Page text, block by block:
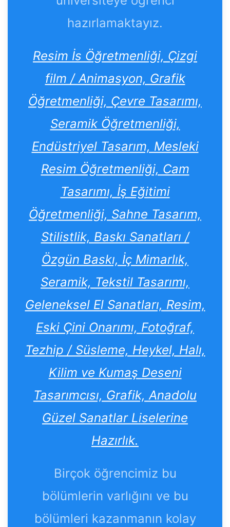
hazırlamaktayız.
Resim İs Öğretmenliği, Çizgi
film / Animasyon, Grafik
Öğretmenliği, Çevre Tasarımı,
Seramik Öğretmenliği,
Endüstriyel Tasarım, Mesleki
Resim Öğretmenliği, Cam
Tasarımı, İş Eğitimi
Öğretmenliği, Sahne Tasarım,
Stilistlik, Baskı Sanatları /
Özgün Baskı, İç Mimarlık,
Seramik, Tekstil Tasarımı,
Geleneksel El Sanatları, Resim,
Eski Çini Onarımı, Fotoğraf,
Tezhip / Süsleme, Heykel, Halı,
Kilim ve Kumaş Deseni
Tasarımcısı, Grafik, Anadolu
Güzel Sanatlar Liselerine
Hazırlık.
Birçok öğrencimiz bu
bölümlerin varlığını ve bu
bölümleri kazanmanın kolay